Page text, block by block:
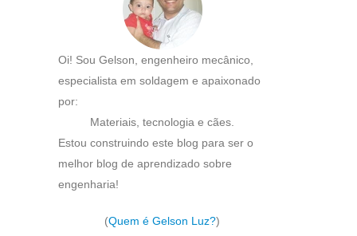
Oi! Sou Gelson, engenheiro mecânico,
especialista em soldagem e apaixonado
por:
Materiais, tecnologia e cães.
Estou construindo este blog para ser o
melhor blog de aprendizado sobre
engenharia!
(Quem é Gelson Luz?)